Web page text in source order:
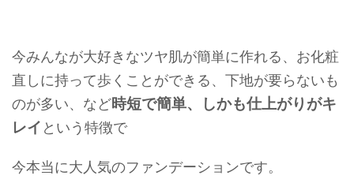
今みんなが大好きなツヤ肌が簡単に作れる、お化粧
直しに持って歩くことができる、下地が要らないも
のが多い、など時短で簡単、しかも仕上がりがキ
レイ という特徴で
今本当に大人気のファンデーションです。